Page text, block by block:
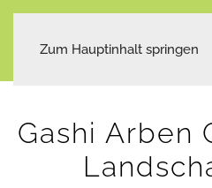
Zum Hauptinhalt springen
Gashi Arben